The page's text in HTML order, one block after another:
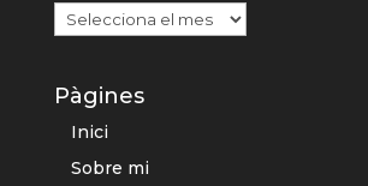
Pàgines
Inici
Sobre mi